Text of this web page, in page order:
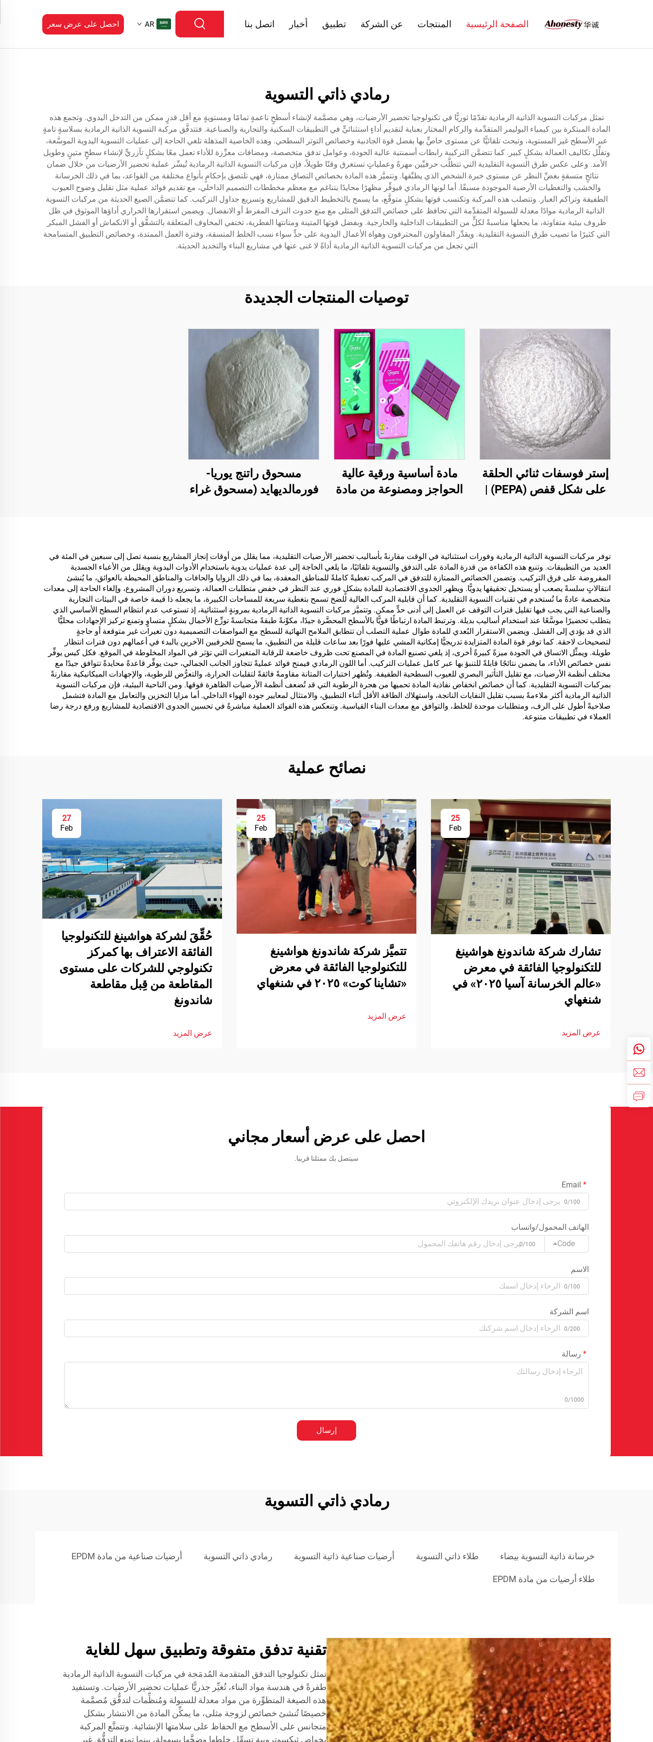
الصفحة الرئيسية المنتجات عن الشركة تطبيق أخبار اتصل بنا AR احصل على عرض سعر
رمادي ذاتي التسوية
تمثل مركبات التسوية الذاتية الرمادية تقدّمًا ثوريًّا في تكنولوجيا تحضير الأرضيات، وهي مصمَّمة لإنشاء أسطحٍ ناعمةٍ تمامًا ومستويةٍ مع أقل قدرٍ ممكن من التدخل اليدوي. وتجمع هذه
المادة المبتكرة بين كيمياء البوليمر المتقدِّمة والركام المختار بعناية لتقديم أداءٍ استثنائيٍّ في التطبيقات السكنية والتجارية والصناعية. فتتدفَّق مركبة التسوية الذاتية الرمادية بسلاسةٍ تامةٍ
عبر الأسطح غير المستوية، وتبحث تلقائيًّا عن مستوى خاصٍّ بها بفضل قوة الجاذبية وخصائص التوتر السطحي. وهذه الخاصية المذهلة تلغي الحاجة إلى عمليات التسوية اليدوية الموسَّعة،
وتقلِّل تكاليف العمالة بشكلٍ كبير. كما تتضمَّن التركيبة رابطات أسمنتية عالية الجودة، وعوامل تدفق متخصصة، ومضافات معزِّزة للأداء تعمل معًا بشكلٍ تآزريٍّ لإنشاء سطحٍ متينٍ وطويل
الأمد. وعلى عكس طرق التسوية التقليدية التي تتطلَّب حرفيِّين مهرةً وعملياتٍ تستغرق وقتًا طويلاً، فإن مركبات التسوية الذاتية الرمادية تُيسِّر عملية تحضير الأرضيات من خلال ضمان
نتائجٍ متسقةٍ بغضِّ النظر عن مستوى خبرة الشخص الذي يطبِّقها. وتتميَّز هذه المادة بخصائص التصاق ممتازة، فهي تلتصق بإحكامٍ بأنواع مختلفة من القواعد، بما في ذلك الخرسانة
والخشب والتغطيات الأرضية الموجودة مسبقًا. أما لونها الرمادي فيوفِّر مظهرًا محايدًا يتناغم مع معظم مخططات التصميم الداخلي، مع تقديم فوائد عملية مثل تقليل وضوح العيوب
الطفيفة وتراكم الغبار. وتتصلب هذه المركبة وتكتسب قوتها بشكلٍ متوقَّع، ما يسمح بالتخطيط الدقيق للمشاريع وتسريع جداول التركيب. كما تتضمَّن الصيغ الحديثة من مركبات التسوية
الذاتية الرمادية موادًا معدلة للسيولة المتقدِّمة التي تحافظ على خصائص التدفق المثلى مع منع حدوث النزف المفرط أو الانفصال. ويضمن استقرارها الحراري أداؤها الموثوق في ظل
ظروف بيئية متفاوتة، ما يجعلها مناسبةً لكلٍّ من التطبيقات الداخلية والخارجية. وبفضل قوتها المتينة ومتانتها الفطرية، تختفي المخاوف المتعلقة بالتشقُّق أو الانكماش أو الفشل المبكر
التي كثيرًا ما تصيب طرق التسوية التقليدية. ويقدِّر المقاولون المحترفون وهواة الأعمال اليدوية على حدٍّ سواء نسب الخلط المتسقة، وفترة العمل الممتدة، وخصائص التطبيق المتسامحة
التي تجعل من مركبات التسوية الذاتية الرمادية أداةً لا غنى عنها في مشاريع البناء والتجديد الحديثة.
توصيات المنتجات الجديدة
إستر فوسفات ثنائي الحلقة
على شكل قفص (PEPA) |
أسيتات الفينيل (EVA)
مادة أساسية ورقية عالية
الحواجز ومصنوعة من مادة
والشوكولاتة والمعجنات
والتوابل
مسحوق راتنج يوريا-
فورمالديهايد (مسحوق غراء
الخشب الرقائقي متعدد
الطبقات، والألواح الخشبية
الدقيقة، والألواح الصديقة
للبيئة، وألواح الحبيبات
المغشاة بطبقة خشبية،
وغيرها.
توفر مركبات التسوية الذاتية الرمادية وفورات استثنائية في الوقت مقارنةً بأساليب تحضير الأرضيات التقليدية، مما يقلل من أوقات إنجاز المشاريع بنسبة تصل إلى سبعين في المئة في
العديد من التطبيقات. وتنبع هذه الكفاءة من قدرة المادة على التدفق والتسوية تلقائيًا، ما يلغي الحاجة إلى عدة عمليات يدوية باستخدام الأدوات اليدوية ويقلل من الأعباء الجسدية
المفروضة على فرق التركيب. وتضمن الخصائص الممتازة للتدفق في المركب تغطيةً كاملةً للمناطق المعقدة، بما في ذلك الزوايا والحافات والمناطق المحيطة بالعوائق، ما يُنشئ
انتقالاتٍ سلسةً يصعب أو يستحيل تحقيقها يدويًّا. ويظهر الجدوى الاقتصادية للمادة بشكلٍ فوري عند النظر في خفض متطلبات العمالة، وتسريع دوران المشروع، وإلغاء الحاجة إلى معدات
متخصصة عادةً ما تُستخدم في تقنيات التسوية التقليدية. كما أن قابلية المركب العالية للضخ تسمح بتغطية سريعة للمساحات الكبيرة، ما يجعله ذا قيمة خاصة في البيئات التجارية
والصناعية التي يجب فيها تقليل فترات التوقف عن العمل إلى أدنى حدٍّ ممكن. وتتميَّز مركبات التسوية الذاتية الرمادية بمرونةٍ استثنائية، إذ تستوعب عدم انتظام السطح الأساسي الذي
يتطلب تحضيرًا موسَّعًا عند استخدام أساليب بديلة. وترتبط المادة ارتباطًا قويًّا بالأسطح المحضَّرة جيدًا، مكوِّنةً طبقةً متجانسةً توزِّع الأحمال بشكلٍ متساوٍ وتمنع تركيز الإجهادات محليًّا
الذي قد يؤدي إلى الفشل. ويضمن الاستقرار البُعدي للمادة طوال عملية التصلب أن تتطابق الملامح النهائية للسطح مع المواصفات التصميمية دون تغيرات غير متوقعة أو حاجةٍ
لتصحيحات لاحقة. كما توفر قوة المادة المتزايدة تدريجيًّا إمكانية المشي عليها فورًا بعد ساعات قليلة من التطبيق، ما يسمح للحرفيين الآخرين بالبدء في أعمالهم دون فترات انتظار
طويلة. ويمثِّل الاتساق في الجودة ميزةً كبيرةً أخرى، إذ يلغي تصنيع المادة في المصنع تحت ظروف خاضعة للرقابة المتغيرات التي تؤثر في المواد المخلوطة في الموقع. فكل كيس يوفِّر
نفس خصائص الأداء، ما يضمن نتائجًا قابلةً للتنبؤ بها عبر كامل عمليات التركيب. أما اللون الرمادي فيمنح فوائد عمليةً تتجاوز الجانب الجمالي، حيث يوفِّر قاعدةً محايدةً تتوافق جيدًا مع
مختلف أنظمة الأرضيات، مع تقليل التأثير البصري للعيوب السطحية الطفيفة. وتُظهر اختبارات المتانة مقاومةً فائقةً لتقلبات الحرارة، والتعرُّض للرطوبة، والإجهادات الميكانيكية مقارنةً
بمركبات التسوية التقليدية. كما أن خصائص انخفاض نفاذية المادة تحميها من هجرة الرطوبة التي قد تُضعف أنظمة الأرضيات الظاهرة فوقها. ومن الناحية البيئية، فإن مركبات التسوية
الذاتية الرمادية أكثر ملاءمةً بسبب تقليل النفايات الناتجة، واستهلاك الطاقة الأقل أثناء التطبيق، والامتثال لمعايير جودة الهواء الداخلي. أما مزايا التخزين والتعامل مع المادة فتشمل
صلاحيةً أطول على الرف، ومتطلبات موحدة للخلط، والتوافق مع معدات البناء القياسية. وتنعكس هذه الفوائد العملية مباشرةً في تحسين الجدوى الاقتصادية للمشاريع ورفع درجة رضا
العملاء في تطبيقات متنوعة.
نصائح عملية
25
Feb
تشارك شركة شاندونغ هواشينغ
للتكنولوجيا الفائقة في معرض
«عالم الخرسانة آسيا ٢٠٢٥» في
شنغهاي
عرض المزيد
25
Feb
تتميَّز شركة شاندونغ هواشينغ
للتكنولوجيا الفائقة في معرض
«تشاينا كوت» ٢٠٢٥ في شنغهاي
عرض المزيد
27
Feb
حُقِّقَ لشركة هواشينغ للتكنولوجيا
الفائقة الاعتراف بها كمركز
تكنولوجي للشركات على مستوى
المقاطعة من قِبل مقاطعة
شاندونغ
عرض المزيد
احصل على عرض أسعار مجاني
سيتصل بك ممثلنا قريبا.
0/100
الهاتف المحمول/واتساب
Code
0/100
الاسم
0/100
اسم الشركة
0/200
رسالة
0/1000
إرسال
رمادي ذاتي التسوية
خرسانة ذاتية التسوية بيضاء طلاء ذاتي التسوية أرضيات صناعية ذاتية التسوية رمادي ذاتي التسوية أرضيات صناعية من مادة EPDM
طلاء أرضيات من مادة EPDM
تقنية تدفق متفوقة وتطبيق سهل للغاية
تمثل تكنولوجيا التدفق المتقدمة المُدمَجة في مركبات التسوية الذاتية الرمادية
طفرةً في هندسة مواد البناء، تُغيِّر جذريًّا عمليات تحضير الأرضيات. وتستفيد
هذه الصيغة المتطوِّرة من مواد معدلة للسيولة ومُنظِّمات لتدفُّق مُصمَّمة
خصيصًا تُنشئ خصائص لزوجة مثلى، ما يمكِّن المادة من الانتشار بشكل
متجانس على الأسطح مع الحفاظ على سلامتها الإنشائية. وتتمتَّع المركبة
بخواص ثيكسوتروبية تسهِّل خلطها وضخَّها بسهولة، بينما تمنع التدفُّق غير